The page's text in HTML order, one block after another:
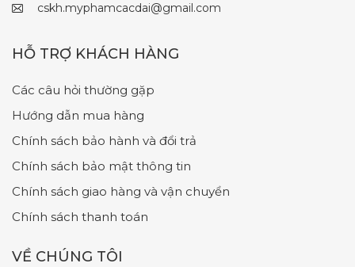
cskh.myphamcacdai@gmail.com
HỖ TRỢ KHÁCH HÀNG
Các câu hỏi thường gặp
Hướng dẫn mua hàng
Chính sách bảo hành và đổi trả
Chính sách bảo mật thông tin
Chính sách giao hàng và vận chuyển
Chính sách thanh toán
VỀ CHÚNG TÔI